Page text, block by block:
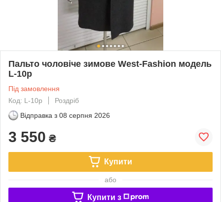
Пальто чоловіче зимове West-Fashion модель
L-10p
Під замовлення
Код: L-10p
Роздріб
Відправка з 08 серпня 2026
3 550 ₴
Купити
або
Купити з